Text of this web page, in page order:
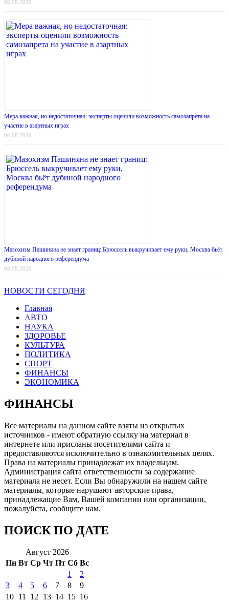
05.08.2026
Мера важная, но недостаточная: эксперты оценили возможность самозапрета на
участие в азартных играх
04.08.2026
Мазохизм Пашиняна не знает границ: Брюссель выкручивает ему руки, Москва бьёт
дубиной народного референдума
03.08.2026
НОВОСТИ СЕГОДНЯ
Главная
АВТО
НАУКА
ЗДОРОВЬЕ
КУЛЬТУРА
ПОЛИТИКА
СПОРТ
ФИНАНСЫ
ЭКОНОМИКА
ФИНАНСЫ
Все материалы на данном сайте взяты из открытых
источников - имеют обратную ссылку на материал в
интернете или присланы посетителями сайта и
предоставляются исключительно в ознакомительных целях.
Права на материалы принадлежат их владельцам.
Администрация сайта ответственности за содержание
материала не несет. Если Вы обнаружили на нашем сайте
материалы, которые нарушают авторские права,
принадлежащие Вам, Вашей компании или организации,
пожалуйста, сообщите нам.
ПОИСК ПО ДАТЕ
Август 2026
Пн Вт Ср Чт Пт Сб Вс
1
2
3
4 5 6 7 8
9
10 11 12 13 14 15 16